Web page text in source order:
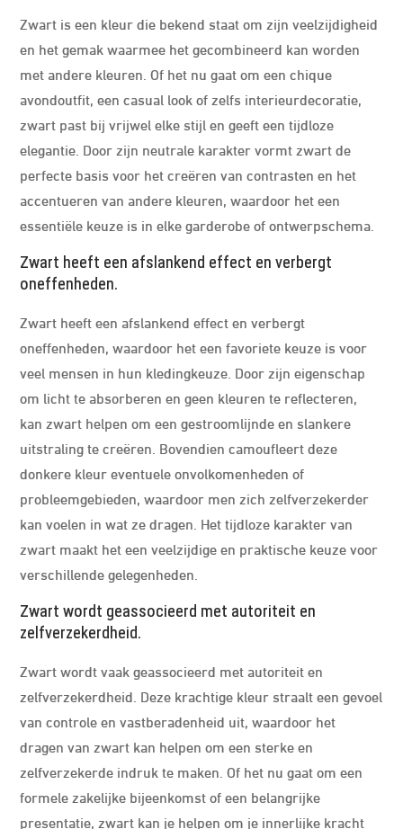
Zwart is een kleur die bekend staat om zijn veelzijdigheid
en het gemak waarmee het gecombineerd kan worden
met andere kleuren. Of het nu gaat om een chique
avondoutfit, een casual look of zelfs interieurdecoratie,
zwart past bij vrijwel elke stijl en geeft een tijdloze
elegantie. Door zijn neutrale karakter vormt zwart de
perfecte basis voor het creëren van contrasten en het
accentueren van andere kleuren, waardoor het een
essentiële keuze is in elke garderobe of ontwerpschema.
Zwart heeft een afslankend effect en verbergt
oneffenheden.
Zwart heeft een afslankend effect en verbergt
oneffenheden, waardoor het een favoriete keuze is voor
veel mensen in hun kledingkeuze. Door zijn eigenschap
om licht te absorberen en geen kleuren te reflecteren,
kan zwart helpen om een gestroomlijnde en slankere
uitstraling te creëren. Bovendien camoufleert deze
donkere kleur eventuele onvolkomenheden of
probleemgebieden, waardoor men zich zelfverzekerder
kan voelen in wat ze dragen. Het tijdloze karakter van
zwart maakt het een veelzijdige en praktische keuze voor
verschillende gelegenheden.
Zwart wordt geassocieerd met autoriteit en
zelfverzekerdheid.
Zwart wordt vaak geassocieerd met autoriteit en
zelfverzekerdheid. Deze krachtige kleur straalt een gevoel
van controle en vastberadenheid uit, waardoor het
dragen van zwart kan helpen om een sterke en
zelfverzekerde indruk te maken. Of het nu gaat om een
formele zakelijke bijeenkomst of een belangrijke
presentatie, zwart kan je helpen om je innerlijke kracht